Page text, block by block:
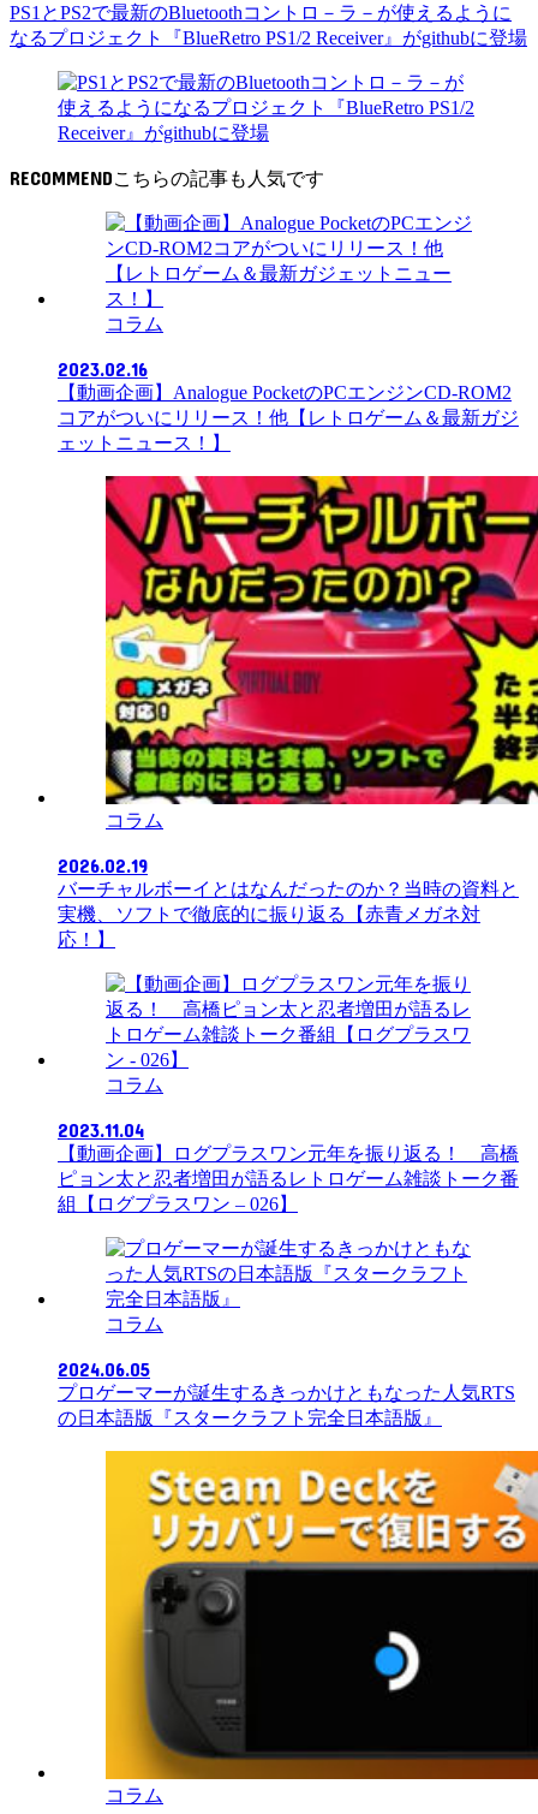
PS1とPS2で最新のBluetoothコントロ－ラ－が使えるように
なるプロジェクト『BlueRetro PS1/2 Receiver』がgithubに登場
RECOMMEND
コラム
2023.02.16
【動画企画】Analogue PocketのPCエンジンCD-ROM2
コアがついにリリース！他【レトロゲーム＆最新ガジ
ェットニュース！】
コラム
2026.02.19
バーチャルボーイとはなんだったのか？当時の資料と
実機、ソフトで徹底的に振り返る【赤青メガネ対
応！】
コラム
2023.11.04
【動画企画】ログプラスワン元年を振り返る！ 高橋
ピョン太と忍者増田が語るレトロゲーム雑談トーク番
組【ログプラスワン – 026】
コラム
2024.06.05
プロゲーマーが誕生するきっかけともなった人気RTS
の日本語版『スタークラフト完全日本語版』
コラム